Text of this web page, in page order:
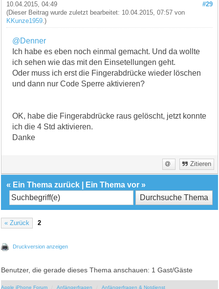
#29
10.04.2015, 04:49
(Dieser Beitrag wurde zuletzt bearbeitet: 10.04.2015, 07:57 von
KKunze1959 .)
@Denner
Ich habe es eben noch einmal gemacht. Und da wollte
ich sehen wie das mit den Einsetellungen geht.
Oder muss ich erst die Fingerabdrücke wieder löschen
und dann nur Code Sperre aktivieren?
OK, habe die Fingerabdrücke raus gelöscht, jetzt konnte
ich die 4 Std aktivieren.
Danke
Zitieren
« Ein Thema zurück Ein Thema vor »
« Zurück 2
Druckversion anzeigen
Benutzer, die gerade dieses Thema anschauen: 1 Gast/Gäste
Apple iPhone Forum Anfängerfragen Anfängerfragen & Notdienst